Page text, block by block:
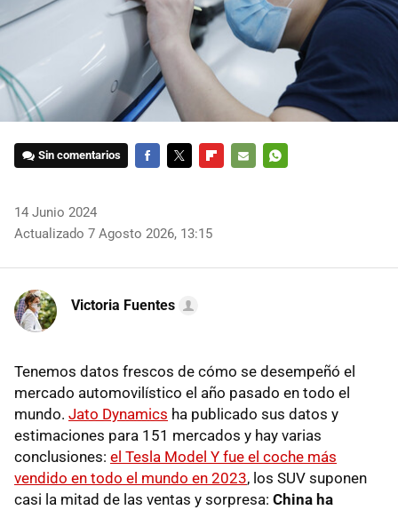
Sin comentarios
14 Junio 2024
Actualizado 7 Agosto 2026, 13:15
Victoria Fuentes
Tenemos datos frescos de cómo se desempeñó el
mercado automovilístico el año pasado en todo el
mundo. Jato Dynamics ha publicado sus datos y
estimaciones para 151 mercados y hay varias
conclusiones: el Tesla Model Y fue el coche más
vendido en todo el mundo en 2023, los SUV suponen
casi la mitad de las ventas y sorpresa: China ha